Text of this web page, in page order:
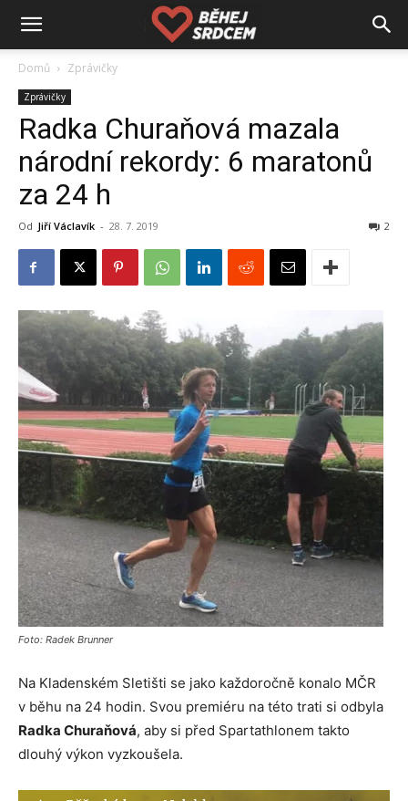
Domů Zprávičky
Zprávičky
Radka Churaňová mazala
národní rekordy: 6 maratonů
za 24 h
Od Jiří Václavík - 28. 7. 2019 2
Foto: Radek Brunner
Na Kladenském Sletišti se jako každoročně konalo MČR
v běhu na 24 hodin. Svou premiéru na této trati si odbyla
Radka Churaňová, aby si před Spartathlonem takto
dlouhý výkon vyzkoušela.